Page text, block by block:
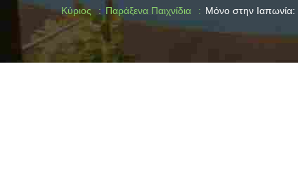
Κύριος Παράξενα Παιχνίδια Μόνο στην Ιαπωνία: